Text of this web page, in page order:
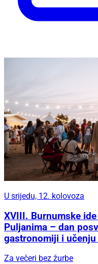
U srijedu, 12. kolovoza
XVIII. Burnumske
Puljanima – dan
gastronomiji i
Za večeri bez žurbe